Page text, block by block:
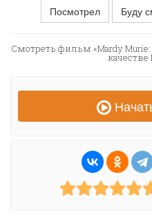
Посмотрел
Буду
Смотреть фильм «Mardy
качестве